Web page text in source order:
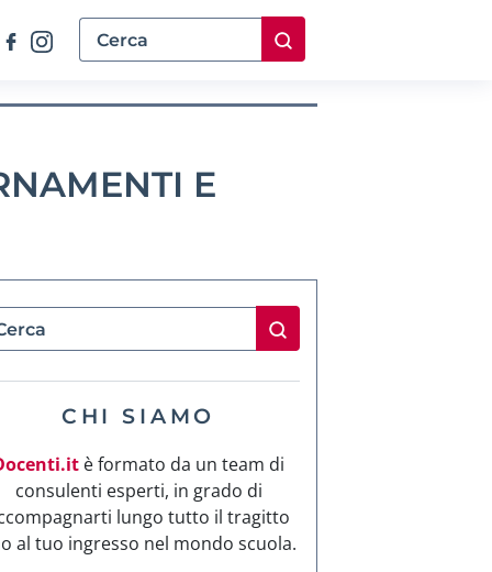
E
CHI SIAMO
è formato da un team di
consulenti esperti, in grado di
lungo tutto il tragitto
al tuo ingresso nel mondo scuola.